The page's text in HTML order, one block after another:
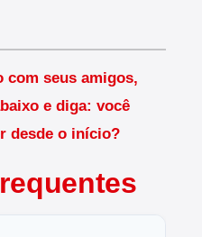
com seus amigos,
e diga: você
desde o início?